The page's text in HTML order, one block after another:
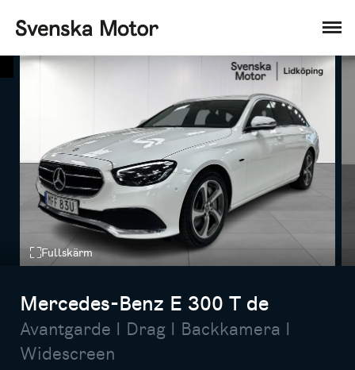
Fullskärm
Mercedes-Benz E 300 T de
Avantgarde I Drag I Backkamera I
Widescreen